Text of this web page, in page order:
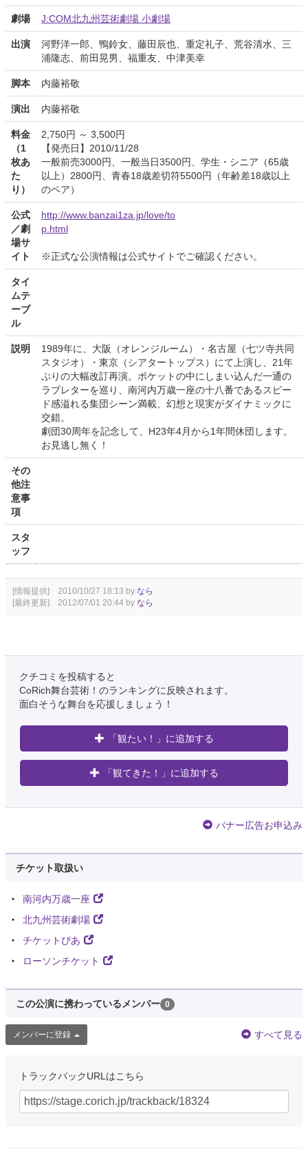
劇場 J:COM北九州芸術劇場 小劇場
出演
河野洋一郎、鴨鈴女、藤田辰也、重定礼子、荒谷清水、三
浦隆志、前田晃男、福重友、中津美幸
脚本 内藤裕敬
演出 内藤裕敬
料金
（1
枚あ
た
り）
2,750円 ～ 3,500円
【発売日】2010/11/28
一般前売3000円、一般当日3500円、学生・シニア（65歳
以上）2800円、青春18歳差切符5500円（年齢差18歳以上
のペア）
公式
／劇
場サ
イト
http://www.banzai1za.jp/love/to
p.html
※正式な公演情報は公式サイトでご確認ください。
タイ
ムテ
ーブ
ル
説明
1989年に、大阪（オレンジルーム）・名古屋（七ツ寺共同
スタジオ）・東京（シアタートップス）にて上演し、21年
ぶりの大幅改訂再演。ポケットの中にしまい込んだ一通の
ラブレターを巡り、南河内万歳一座の十八番であるスピー
ド感溢れる集団シーン満載、幻想と現実がダイナミックに
交錯。
劇団30周年を記念して、H23年4月から1年間休団します。
お見逃し無く！
その
他注
意事
項
スタ
ッフ
[情報提供] 2010/10/27 18:13 by なら
[最終更新] 2012/07/01 20:44 by なら
クチコミを投稿すると
CoRich舞台芸術！のランキングに反映されます。
面白そうな舞台を応援しましょう！
「観たい！」に追加する
「観てきた！」に追加する
バナー広告お申込み
チケット取扱い
南河内万歳一座
北九州芸術劇場
チケットぴあ
ローソンチケット
この公演に携わっているメンバー 0
メンバーに登録 すべて見る
トラックバックURLはこちら